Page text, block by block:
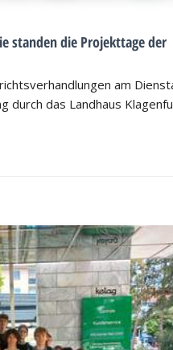
standen die Projekttage der
am
durch das Landhaus